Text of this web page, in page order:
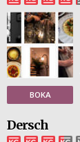
BOKA
Dersch